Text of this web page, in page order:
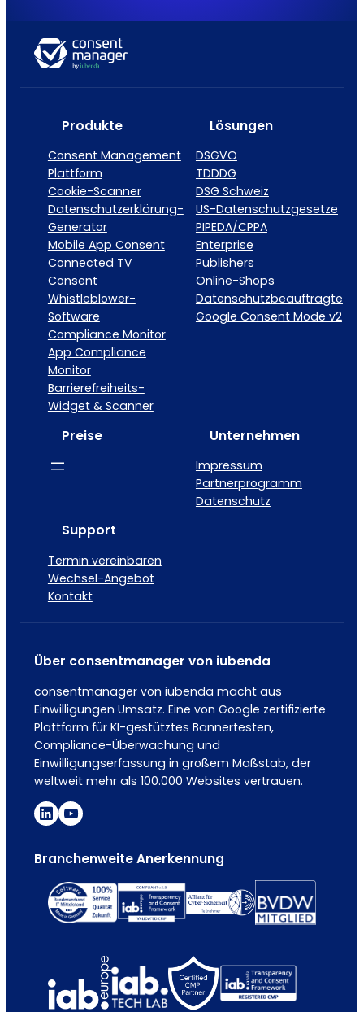
Produkte
Consent Management
Plattform
Cookie-Scanner
Datenschutzerklärung-
Generator
Mobile App Consent
Connected TV
Consent
Whistleblower-
Software
Compliance Monitor
App Compliance
Monitor
Barrierefreiheits-
Widget & Scanner
Lösungen
DSGVO
TDDDG
DSG Schweiz
US-Datenschutzgesetze
PIPEDA/CPPA
Enterprise
Publishers
Online-Shops
Datenschutzbeauftragte
Google Consent Mode v2
Preise Unternehmen
Impressum
Partnerprogramm
Datenschutz
Support
Termin vereinbaren
Wechsel-Angebot
Kontakt
Über consentmanager von iubenda
consentmanager von iubenda macht aus
Einwilligungen Umsatz. Eine von Google zertifizierte
Plattform für KI-gestütztes Bannertesten,
Compliance-Überwachung und
Einwilligungserfassung in großem Maßstab, der
weltweit mehr als 100.000 Websites vertrauen.
Branchenweite Anerkennung